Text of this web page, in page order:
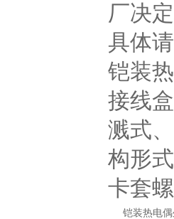
厂决
具体
铠装
接线
溅式
构形
卡套
铠装热电